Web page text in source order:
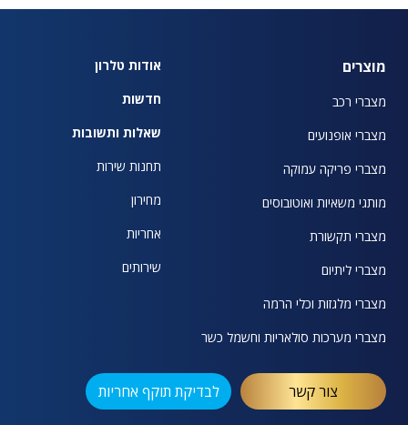
מוצרים
מצברי רכב
מצברי אופנועים
מצברי פריקה עמוקה
מותגי משאיות ואוטובוסים
מצברי תקשורת
מצברי ליתיום
מצברי מלגזות וכלי הרמה
מצברי מערכות סולאריות וחשמל כשר
אודות טלרון
חדשות
שאלות ותשובות
תחנות שירות
מחירון
אחריות
שירותים
צור קשר לבדיקת תוקף אחריות